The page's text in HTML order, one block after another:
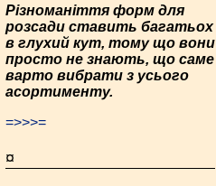
Різноманіття форм для
розсади ставить багатьох
в глухий кут, тому що вони
просто не знають, що саме
варто вибрати з усього
асортименту.
=>>>=
¤